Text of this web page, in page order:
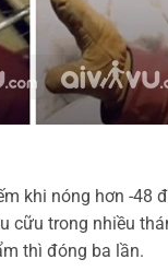
khi nóng hơn -48
cữu trong nhiều
thì đóng ba lần.